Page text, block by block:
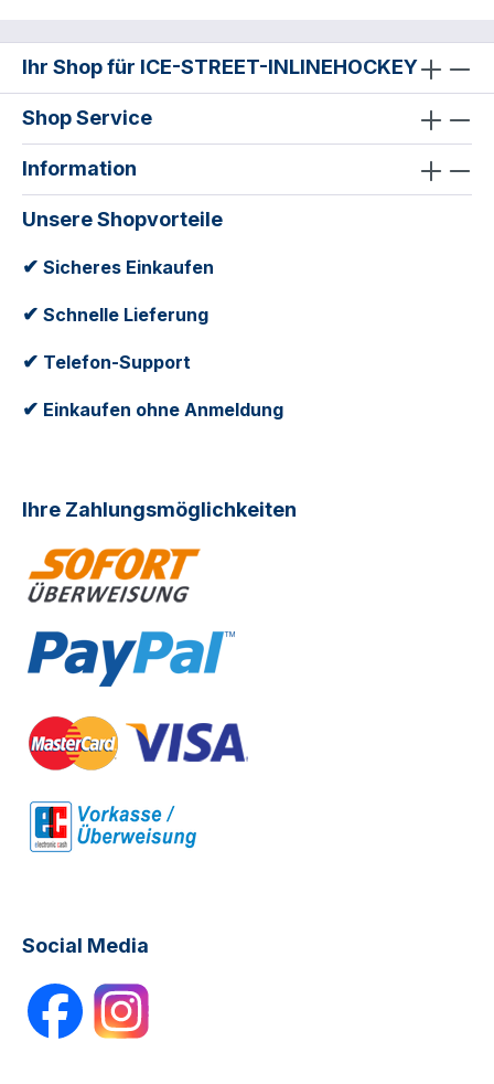
Ihr Shop für ICE-STREET-INLINEHOCKEY
Shop Service
Information
Unsere Shopvorteile
✔ Sicheres Einkaufen
✔ Schnelle Lieferung
✔ Telefon-Support
✔ Einkaufen ohne Anmeldung
Ihre Zahlungsmöglichkeiten
Social Media